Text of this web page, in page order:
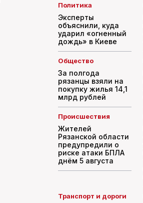
Политика
Эксперты
объяснили, куда
ударил «огненный
дождь» в Киеве
Общество
За полгода
рязанцы взяли на
покупку жилья 14,1
млрд рублей
Происшествия
Жителей
Рязанской области
предупредили о
риске атаки БПЛА
днём 5 августа
Транспорт и дороги